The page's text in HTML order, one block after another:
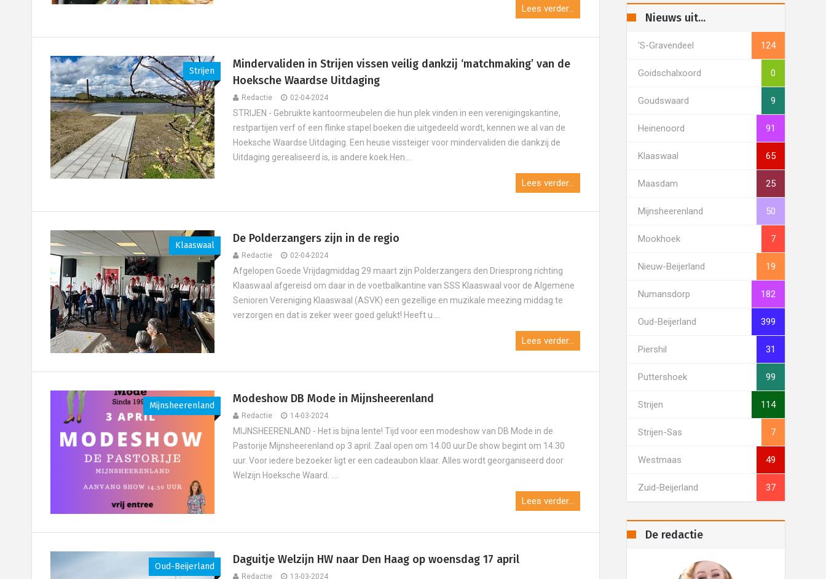
Lees verder...
Strijen
Mindervaliden in Strijen vissen veilig dankzij ‘matchmaking’ van de
Hoeksche Waardse Uitdaging
Redactie 02-04-2024
STRIJEN - Gebruikte kantoormeubelen die hun plek vinden in een verenigingskantine,
restpartijen verf of een flinke stapel boeken die uitgedeeld wordt, kennen we al van de
Hoeksche Waardse Uitdaging. Een heuse vissteiger voor mindervaliden die dankzij de
Uitdaging gerealiseerd is, is andere koek.Hen....
Lees verder...
Klaaswaal
De Polderzangers zijn in de regio
Redactie 02-04-2024
Afgelopen Goede Vrijdagmiddag 29 maart zijn Polderzangers den Driesprong richting
Klaaswaal afgereisd om daar in de voetbalkantine van SSS Klaaswaal voor de Algemene
Senioren Vereniging Klaaswaal (ASVK) een gezellige en muzikale meezing middag te
verzorgen en dat is zeker weer goed gelukt! Heeft u....
Lees verder...
Mijnsheerenland
Modeshow DB Mode in Mijnsheerenland
Redactie 14-03-2024
MIJNSHEERENLAND - Het is bijna lente! Tijd voor een modeshow van DB Mode in de
Pastorije Mijnsheerenland op 3 april. Zaal open om 14.00 uur.De show begint om 14.30
uur. Voor iedere bezoeker ligt er een cadeaubon klaar. Alles wordt georganiseerd door
Welzijn Hoeksche Waard. ....
Lees verder...
Oud-Beijerland
Daguitje Welzijn HW naar Den Haag op woensdag 17 april
Redactie 13-03-2024
Nieuws uit...
's-Gravendeel 124
Goidschalxoord 0
Goudswaard 9
Heinenoord 91
Klaaswaal 65
Maasdam 25
Mijnsheerenland 50
Mookhoek 7
Nieuw-Beijerland 19
Numansdorp 182
Oud-Beijerland 399
Piershil 31
Puttershoek 99
Strijen 114
Strijen-Sas 7
Westmaas 49
Zuid-Beijerland 37
De redactie